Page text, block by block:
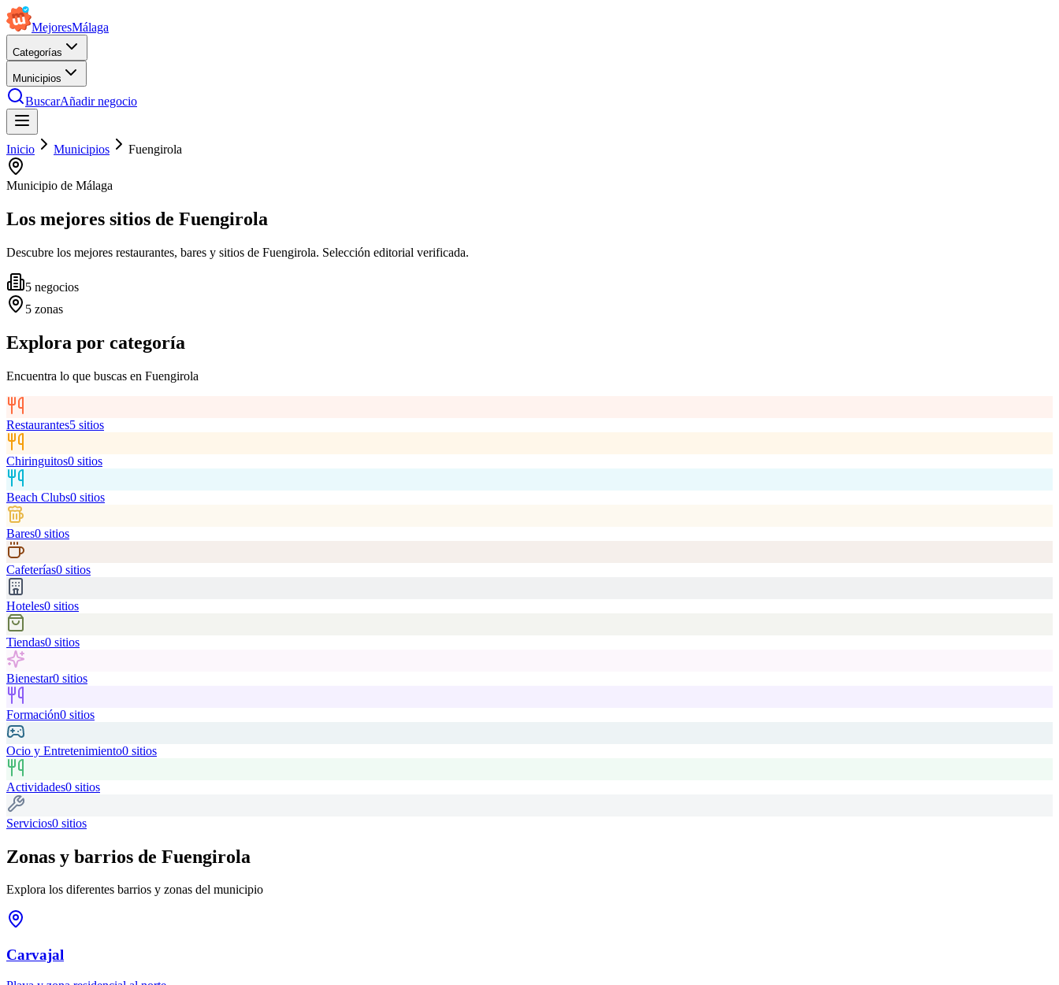
MejoresMálaga
Categorías
Municipios
BuscarAñadir negocio
Inicio Municipios Fuengirola
Municipio de Málaga
Los mejores sitios de Fuengirola
Descubre los mejores restaurantes, bares y sitios de Fuengirola. Selección editorial verificada.
5 negocios
5 zonas
Explora por categoría
Encuentra lo que buscas en Fuengirola
Restaurantes5 sitios
Chiringuitos0 sitios
Beach Clubs0 sitios
Bares0 sitios
Cafeterías0 sitios
Hoteles0 sitios
Tiendas0 sitios
Bienestar0 sitios
Formación0 sitios
Ocio y Entretenimiento0 sitios
Actividades0 sitios
Servicios0 sitios
Zonas y barrios de Fuengirola
Explora los diferentes barrios y zonas del municipio
Carvajal